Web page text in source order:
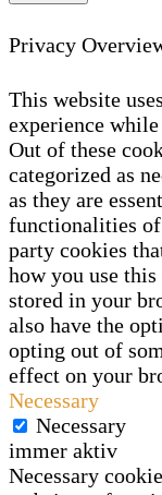
Privacy
This website
experience
Out of these
categorized as
as they are
functionalities of
party cookies
how you use
stored in your
also have the
opting out of
effect on your
Necessary
Necessary
immer aktiv
Necessary